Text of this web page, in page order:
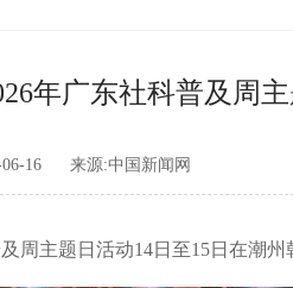
年广东社科普及周
16 来源:中国新闻网
主题日活动14日至15日在潮州